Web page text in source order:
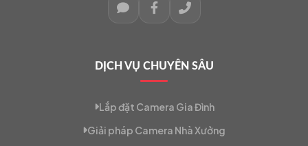
DỊCH VỤ CHUYÊN SÂU
Lắp đặt Camera Gia Đình
Giải pháp Camera Nhà Xưởng